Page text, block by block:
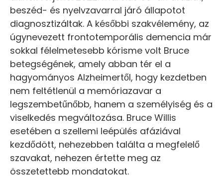
beszéd- és nyelvzavarral járó állapotot
diagnosztizáltak. A későbbi szakvélemény, az
úgynevezett frontotemporális demencia már
sokkal félelmetesebb kórisme volt Bruce
betegségének, amely abban tér el a
hagyományos Alzheimertől, hogy kezdetben
nem feltétlenül a memóriazavar a
legszembetűnőbb, hanem a személyiség és a
viselkedés megváltozása. Bruce Willis
esetében a szellemi leépülés afáziával
kezdődött, nehezebben találta a megfelelő
szavakat, nehezen értette meg az
összetettebb mondatokat.